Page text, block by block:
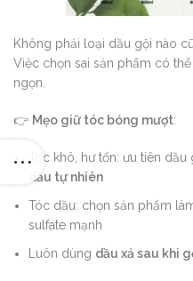
Không phải loại dầu gội nào
Việc chọn sai sản phẩm có
ngọn.
👉 Mẹo giữ tóc bóng mượt:
Tóc khô, hư tổn: ưu tiên dầu
dầu tự nhiên
Tóc dầu: chọn sản phẩm
sulfate mạnh
Luôn dùng dầu xả sau khi